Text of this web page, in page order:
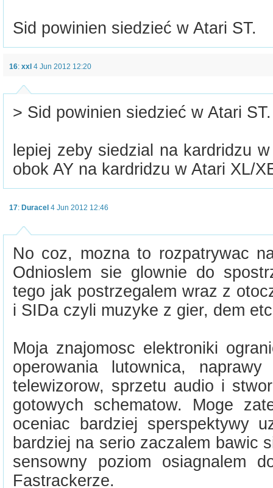
Sid powinien siedzieć w Atari ST.
16: xxl 4 Jun 2012 12:20
> Sid powinien siedzieć w Atari ST.
lepiej zeby siedzial na kardridzu
obok AY na kardridzu w Atari XL/
17: Duracel 4 Jun 2012 12:46
No coz, mozna to rozpatrywac
Odnioslem sie glownie do
tego jak postrzegalem wraz z
i SIDa czyli muzyke z gier, dem
Moja znajomosc elektroniki
operowania lutownica,
telewizorow, sprzetu audio i
gotowych schematow. Moge
oceniac bardziej sperspektywy
bardziej na serio zaczalem bawic
sensowny poziom osiagnalem
Fastrackerze.